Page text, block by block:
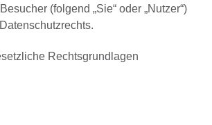
(folgend „Sie“ oder „Nutzer“)
Rechtsgrundlagen